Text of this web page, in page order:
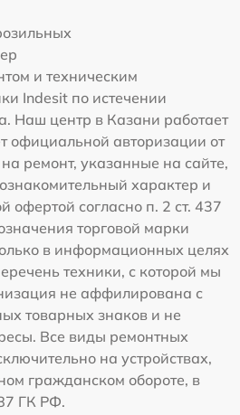
и техническим
Indesit по истечении
Наш центр в Казани работает
официальной авторизации от
ремонт, указанные на сайте,
характер и
офертой согласно п. 2 ст. 437
торговой марки
в информационных целях
техники, с которой мы
не аффилирована с
товарных знаков и не
Все виды ремонтных
на устройствах,
гражданском обороте, в
ГК РФ.